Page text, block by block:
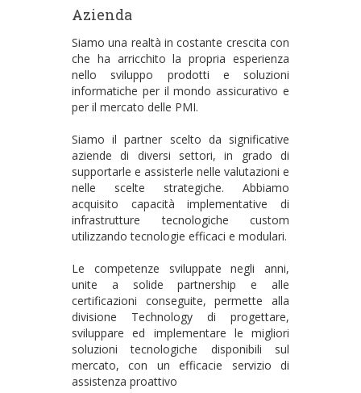
Azienda
Siamo una realtà in costante crescita con
che ha arricchito la propria esperienza
nello sviluppo prodotti e soluzioni
informatiche per il mondo assicurativo e
per il mercato delle PMI.
Siamo il partner scelto da significative
aziende di diversi settori, in grado di
supportarle e assisterle nelle valutazioni e
nelle scelte strategiche. Abbiamo
acquisito capacità implementative di
infrastrutture tecnologiche custom
utilizzando tecnologie efficaci e modulari.
Le competenze sviluppate negli anni,
unite a solide partnership e alle
certificazioni conseguite, permette alla
divisione Technology di progettare,
sviluppare ed implementare le migliori
soluzioni tecnologiche disponibili sul
mercato, con un efficacie servizio di
assistenza proattivo